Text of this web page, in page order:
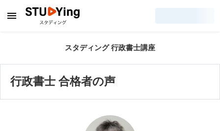
スタディング 行政書士講座
行政書士 合格者の声